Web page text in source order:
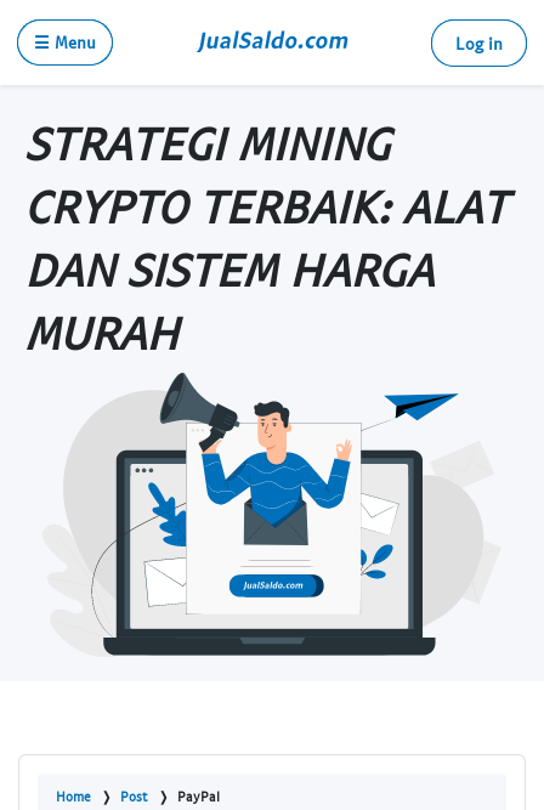
☰ Menu Log in
STRATEGI MINING
CRYPTO TERBAIK: ALAT
DAN SISTEM HARGA
MURAH
Home Post PayPal